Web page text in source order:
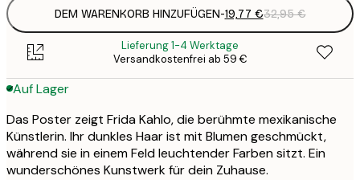
DEM WARENKORB HINZUFÜGEN-19,77 €32,95 €
Lieferung 1-4 Werktage
Versandkostenfrei ab 59 €
Auf Lager
Das Poster zeigt Frida Kahlo, die berühmte mexikanische
Künstlerin. Ihr dunkles Haar ist mit Blumen geschmückt,
während sie in einem Feld leuchtender Farben sitzt. Ein
wunderschönes Kunstwerk für dein Zuhause.